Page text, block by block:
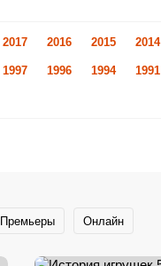
2017 2016 2015 2014
1997 1996 1994 1991
Премьеры Онлайн